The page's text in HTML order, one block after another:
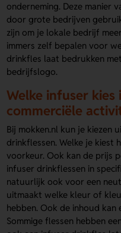
onderneming. Deze manier
door grote bedrijven
zijn om je lokale bedrijf
immers zelf bepalen voor
drinkfles laat bedrukken
bedrijfslogo.
Welke infuser kies
commerciële
Bij mokken.nl kun je kiezen
drinkflessen. Welke je kiest
voorkeur. Ook kan de prijs
infuser drinkflessen in
natuurlijk ook voor een
uitmaakt welke kleur of
hebben. Ook de inhoud kan
Sommige flessen hebben